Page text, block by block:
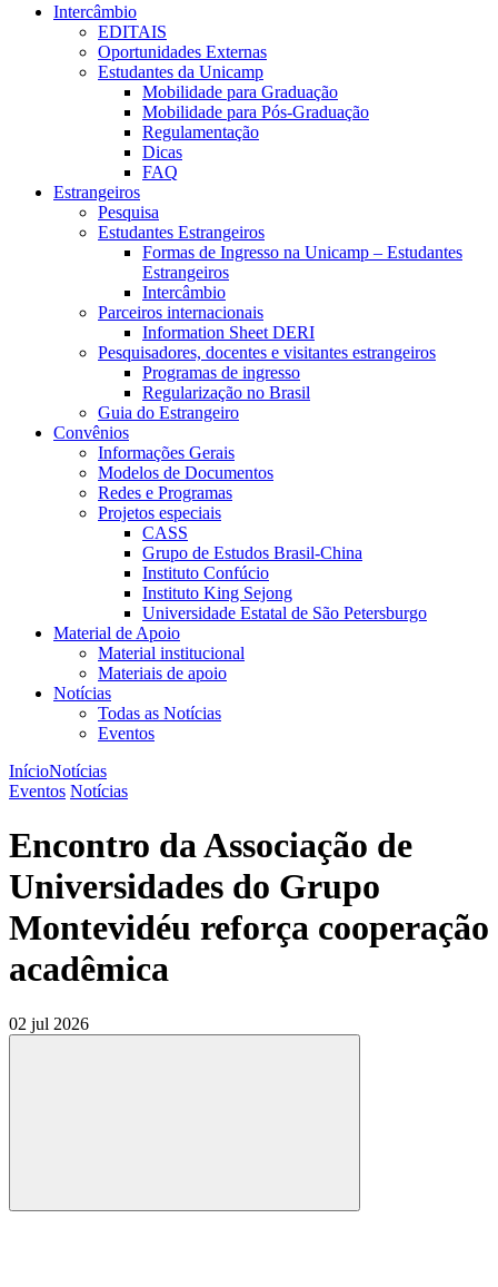
Intercâmbio
EDITAIS
Oportunidades Externas
Estudantes da Unicamp
Mobilidade para Graduação
Mobilidade para Pós-Graduação
Regulamentação
Dicas
FAQ
Estrangeiros
Pesquisa
Estudantes Estrangeiros
Formas de Ingresso na Unicamp – Estudantes
Estrangeiros
Intercâmbio
Parceiros internacionais
Information Sheet DERI
Pesquisadores, docentes e visitantes estrangeiros
Programas de ingresso
Regularização no Brasil
Guia do Estrangeiro
Convênios
Informações Gerais
Modelos de Documentos
Redes e Programas
Projetos especiais
CASS
Grupo de Estudos Brasil-China
Instituto Confúcio
Instituto King Sejong
Universidade Estatal de São Petersburgo
Material de Apoio
Material institucional
Materiais de apoio
Notícias
Todas as Notícias
Eventos
InícioNotícias
Eventos Notícias
Encontro da Associação de
Universidades do Grupo
Montevidéu reforça cooperação
acadêmica
02 jul 2026
Compartilhar